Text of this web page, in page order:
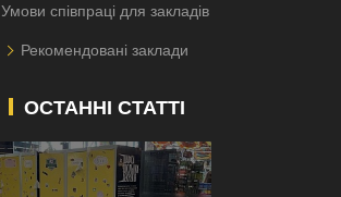
Умови співпраці для закладів
Рекомендовані заклади
ОСТАННІ СТАТТІ